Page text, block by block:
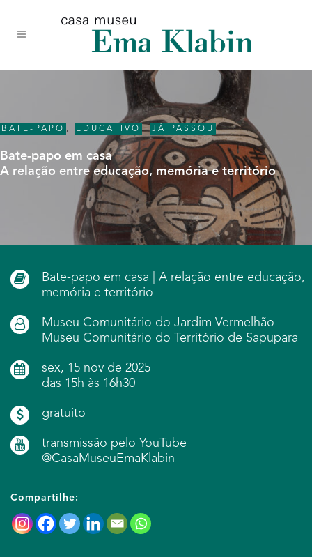
conteúdo
navegação
site
BATE-PAPO , EDUCATIVO ,JÁ PASSOU
Bate-papo em casa
A relação entre educação, memória e território
Bate-papo em casa | A relação entre educação,
memória e território
Museu Comunitário do Jardim Vermelhão
Museu Comunitário do Território de Sapupara
sex, 15 nov de 2025
das 15h às 16h30
gratuito
transmissão pelo YouTube
@CasaMuseuEmaKlabin
Compartilhe: